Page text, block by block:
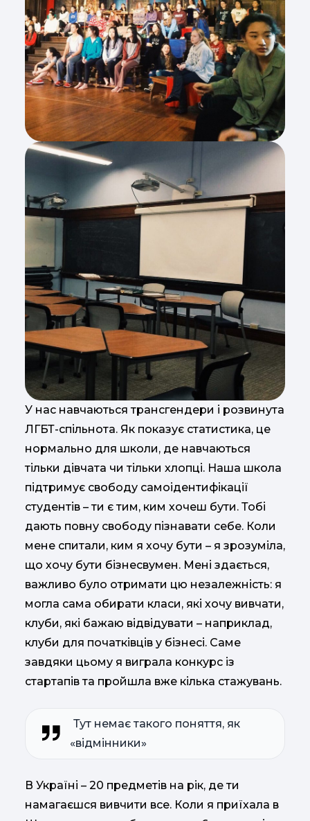
У нас навчаються трансгендери і розвинута
ЛГБТ-спільнота. Як показує статистика, це
нормально для школи, де навчаються
тільки дівчата чи тільки хлопці. Наша школа
підтримує свободу самоідентифікації
студентів – ти є тим, ким хочеш бути. Тобі
дають повну свободу пізнавати себе. Коли
мене спитали, ким я хочу бути – я зрозуміла,
що хочу бути бізнесвумен. Мені здається,
важливо було отримати цю незалежність: я
могла сама обирати класи, які хочу вивчати,
клуби, які бажаю відвідувати – наприклад,
клуби для початківців у бізнесі. Саме
завдяки цьому я виграла конкурс із
стартапів та пройшла вже кілька стажувань.
Тут немає такого поняття, як
«відмінники»
В Україні – 20 предметів на рік, де ти
намагаєшся вивчити все. Коли я приїхала в